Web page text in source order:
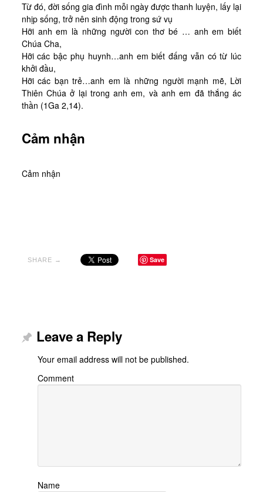
Từ đó, đời sống gia đình mỗi ngày được thanh luyện, lấy lại
nhịp sống, trở nên sinh động trong sứ vụ
Hỡi anh em là những người con thơ bé … anh em biết
Chúa Cha,
Hỡi các bậc phụ huynh…anh em biết đấng vẫn có từ lúc
khởi đầu,
Hỡi các bạn trẻ…anh em là những người mạnh mẽ, Lời
Thiên Chúa ở lại trong anh em, và anh em đã thắng ác
thần (1Ga 2,14).
Cảm nhận
Cảm nhận
SHARE → Save
Leave a Reply
Your email address will not be published.
Comment
Name